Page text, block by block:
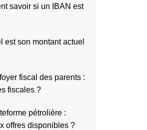
savoir si un IBAN est
est son montant actuel
fiscal des parents :
fiscales ?
pétrolière :
offres disponibles ?